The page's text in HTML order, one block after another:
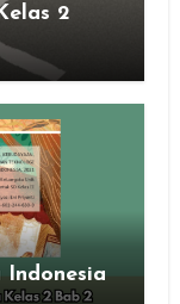
2
Indonesia